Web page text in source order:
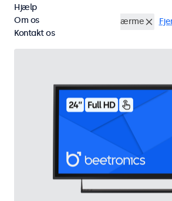
HDMI 24 tommer touchskærme
Hjælp
Om os
Kontakt os